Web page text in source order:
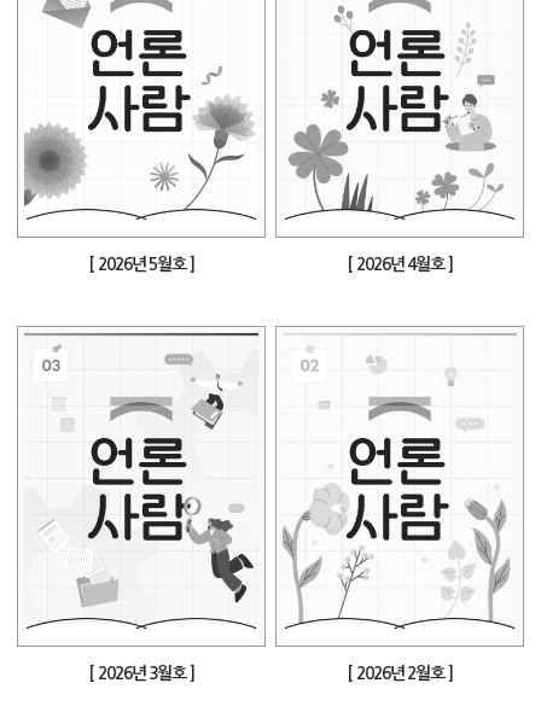
[ 2026년 5월호 ] [ 2026년 4월호 ]
[ 2026년 3월호 ] [ 2026년 2월호 ]